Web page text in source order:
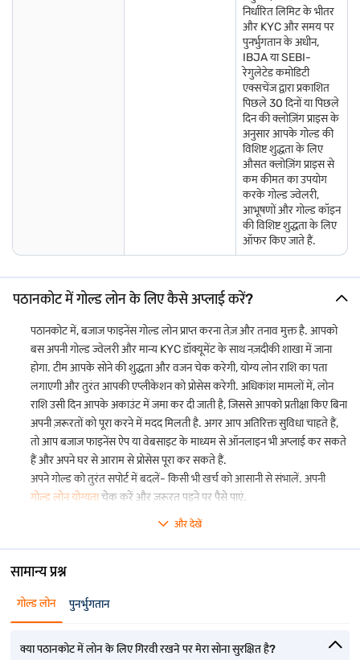
निर्धारित लिमिट के भीतर
और KYC और समय पर
पुनर्भुगतान के अधीन,
IBJA या SEBI-
रेगुलेटेड कमोडिटी
एक्सचेंज द्वारा प्रकाशित
पिछले 30 दिनों या पिछले
दिन की क्लोज़िंग प्राइस के
अनुसार आपके गोल्ड की
विशिष्ट शुद्धता के लिए
औसत क्लोज़िंग प्राइस से
कम कीमत का उपयोग
करके गोल्ड ज्वेलरी,
आभूषणों और गोल्ड कॉइन
की विशिष्ट शुद्धता के लिए
ऑफर किए जाते हैं.
पठानकोट में गोल्ड लोन के लिए कैसे अप्लाई करें?
पठानकोट में, बजाज फाइनेंस गोल्ड लोन प्राप्त करना तेज़ और तनाव मुक्त है. आपको
बस अपनी गोल्ड ज्वेलरी और मान्य KYC डॉक्यूमेंट के साथ नज़दीकी शाखा में जाना
होगा. टीम आपके सोने की शुद्धता और वजन चेक करेगी, योग्य लोन राशि का पता
लगाएगी और तुरंत आपकी एप्लीकेशन को प्रोसेस करेगी. अधिकांश मामलों में, लोन
राशि उसी दिन आपके अकाउंट में जमा कर दी जाती है, जिससे आपको प्रतीक्षा किए बिना
अपनी ज़रूरतों को पूरा करने में मदद मिलती है. अगर आप अतिरिक्त सुविधा चाहते हैं,
तो आप बजाज फाइनेंस ऐप या वेबसाइट के माध्यम से ऑनलाइन भी अप्लाई कर सकते
हैं और अपने घर से आराम से प्रोसेस पूरा कर सकते हैं.
अपने गोल्ड को तुरंत सपोर्ट में बदलें- किसी भी खर्च को आसानी से संभालें. अपनी
गोल्ड लोन योग्यताचेक करें और ज़रूरत पड़ने पर पैसे पाएं.
और देखें
सामान्य प्रश्न
गोल्ड लोन पुनर्भुगतान
क्या पठानकोट में लोन के लिए गिरवी रखने पर मेरा सोना सुरक्षित है?